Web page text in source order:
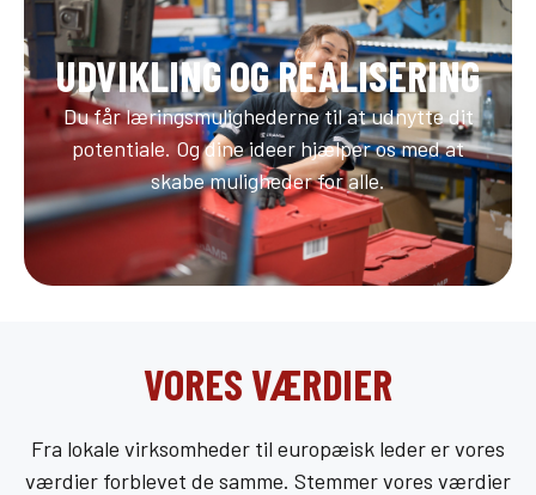
UDVIKLING OG REALISERING
Du får læringsmulighederne til at udnytte dit
potentiale. Og dine ideer hjælper os med at
skabe muligheder for alle.
VORES VÆRDIER
Fra lokale virksomheder til europæisk leder er vores
værdier forblevet de samme. Stemmer vores værdier